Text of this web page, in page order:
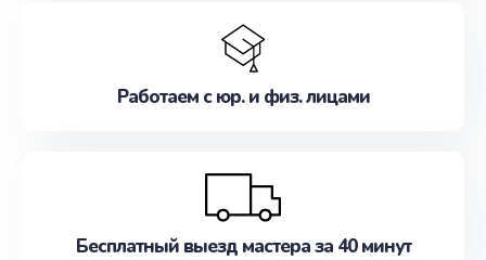
Работаем с юр. и физ. лицами
Бесплатный выезд мастера за 40 минут